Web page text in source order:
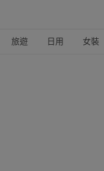
旅遊 日用 女裝